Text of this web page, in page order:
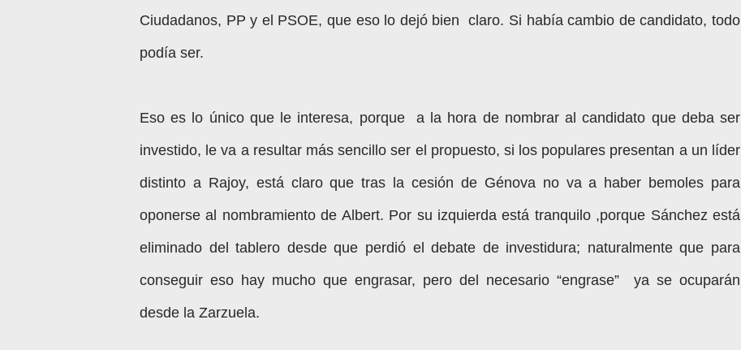
Ciudadanos, PP y el PSOE, que eso lo dejó bien claro. Si había cambio de candidato, todo
podía ser.
Eso es lo único que le interesa, porque a la hora de nombrar al candidato que deba ser
investido, le va a resultar más sencillo ser el propuesto, si los populares presentan a un líder
distinto a Rajoy, está claro que tras la cesión de Génova no va a haber bemoles para
oponerse al nombramiento de Albert. Por su izquierda está tranquilo ,porque Sánchez está
eliminado del tablero desde que perdió el debate de investidura; naturalmente que para
conseguir eso hay mucho que engrasar, pero del necesario “engrase” ya se ocuparán
desde la Zarzuela.